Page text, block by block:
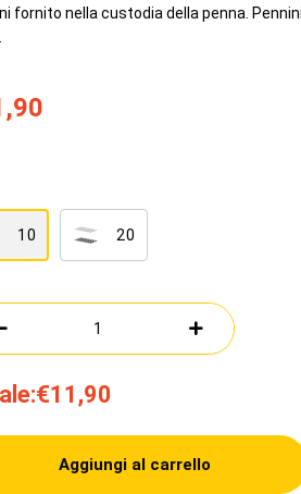
fornito nella custodia della penna.
10 20
€11,90
Aggiungi al carrello